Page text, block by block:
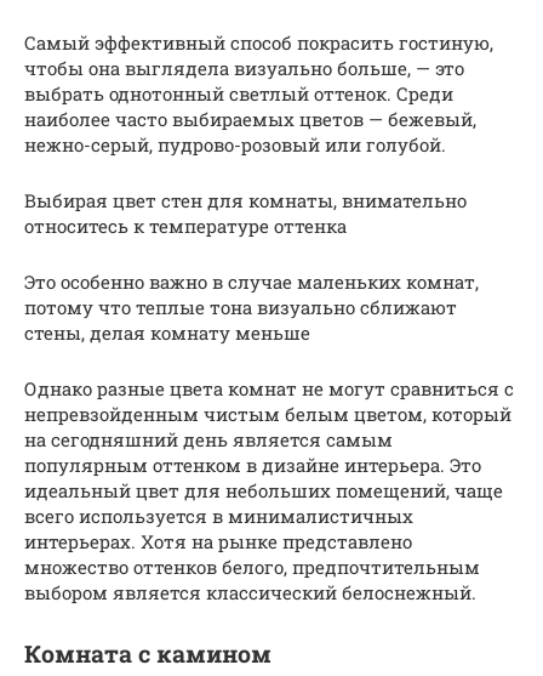
Самый эффективный способ покрасить гостиную,
чтобы она выглядела визуально больше, — это
выбрать однотонный светлый оттенок. Среди
наиболее часто выбираемых цветов — бежевый,
нежно-серый, пудрово-розовый или голубой.
Выбирая цвет стен для комнаты, внимательно
относитесь к температуре оттенка
Это особенно важно в случае маленьких комнат,
потому что теплые тона визуально сближают
стены, делая комнату меньше
Однако разные цвета комнат не могут сравниться с
непревзойденным чистым белым цветом, который
на сегодняшний день является самым
популярным оттенком в дизайне интерьера. Это
идеальный цвет для небольших помещений, чаще
всего используется в минималистичных
интерьерах. Хотя на рынке представлено
множество оттенков белого, предпочтительным
выбором является классический белоснежный.
Комната с камином